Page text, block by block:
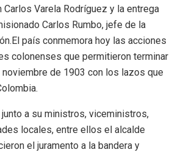
Carlos Varela Rodríguez y la entrega
Carlos Rumbo, jefe de la
país conmemora hoy las acciones
colonenses que permitieron terminar
de 1903 con los lazos que
a su ministros, viceministros,
locales, entre ellos el alcalde
el juramento a la bandera y